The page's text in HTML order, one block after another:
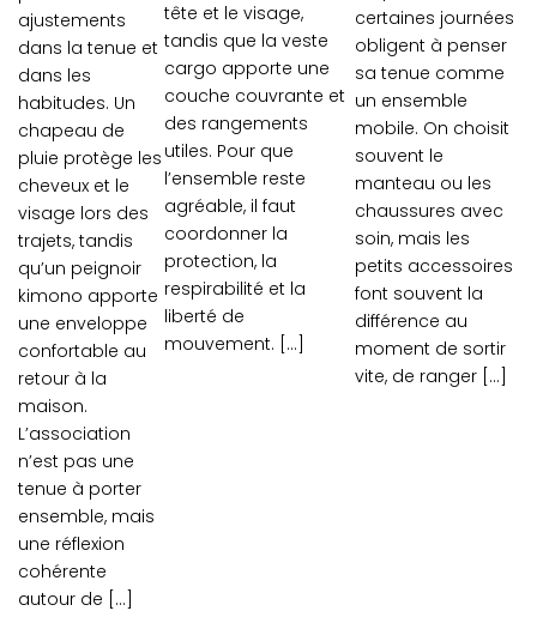
ajustements
dans la tenue et
dans les
habitudes. Un
chapeau de
pluie protège les
cheveux et le
visage lors des
trajets, tandis
qu’un peignoir
kimono apporte
une enveloppe
confortable au
retour à la
maison.
L’association
n’est pas une
tenue à porter
ensemble, mais
une réflexion
cohérente
autour de […]
tête et le visage,
tandis que la veste
cargo apporte une
couche couvrante et
des rangements
utiles. Pour que
l’ensemble reste
agréable, il faut
coordonner la
protection, la
respirabilité et la
liberté de
mouvement. […]
certaines journées
obligent à penser
sa tenue comme
un ensemble
mobile. On choisit
souvent le
manteau ou les
chaussures avec
soin, mais les
petits accessoires
font souvent la
différence au
moment de sortir
vite, de ranger […]